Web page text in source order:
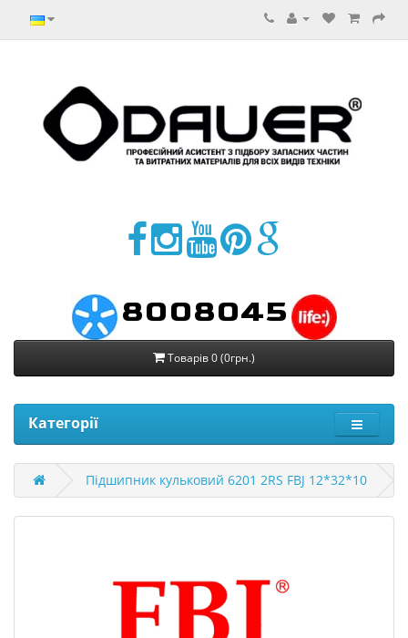
8008045
Товарів 0 (0грн.)
Категорії
Підшипник кульковий 6201 2RS FBJ 12*32*10